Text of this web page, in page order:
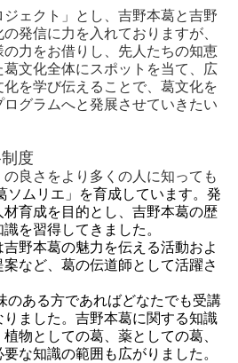
ェクト」とし、吉野本葛と吉野
発信に力を入れておりますが、
力をお借りし、先人たちの知恵
文化全体にスポットを当て、広
化を学び伝えることで、葛文化を
グラムへと発展させていきたい
度
良さをより多くの人に知っても
ソムリエ」を育成しています。発
育成を目的とし、吉野本葛の歴
を習得してきました。
吉野本葛の魅力を伝える活動およ
など、葛の伝道師として活躍さ
のある方であればどなたでも受講
ました。吉野本葛に関する知識
物としての葛、薬としての葛、
な知識の範囲も広がりました。